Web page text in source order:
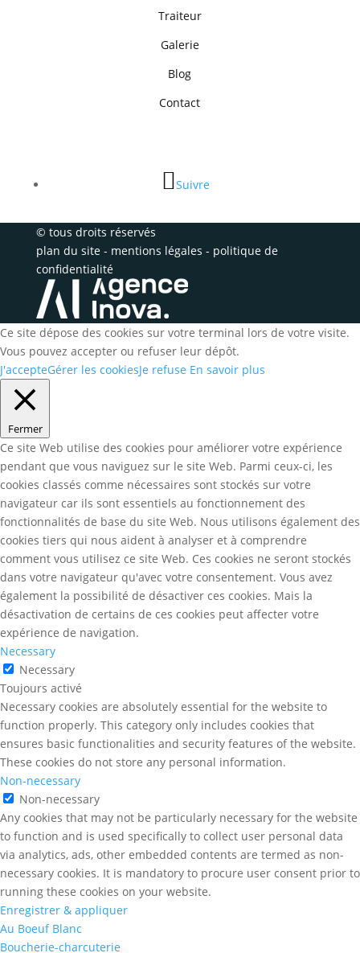
Traiteur
Galerie
Blog
Contact
Suivre
© tous droits réservés
plan du site- mentions légales - politique de
confidentialité
Ce site dépose des cookies sur votre terminal lors de votre visite.
Vous pouvez accepter ou refuser leur dépôt.
J'accepteGérer les cookiesJe refuse En savoir plus
Fermer
Ce site Web utilise des cookies pour améliorer votre expérience
pendant que vous naviguez sur le site Web. Parmi ceux-ci, les
cookies classés comme nécessaires sont stockés sur votre
navigateur car ils sont essentiels au fonctionnement des
fonctionnalités de base du site Web. Nous utilisons également des
cookies tiers qui nous aident à analyser et à comprendre
comment vous utilisez ce site Web. Ces cookies ne seront stockés
dans votre navigateur qu'avec votre consentement. Vous avez
également la possibilité de désactiver ces cookies. Mais la
désactivation de certains de ces cookies peut affecter votre
expérience de navigation.
Necessary
Necessary
Toujours activé
Necessary cookies are absolutely essential for the website to
function properly. This category only includes cookies that
ensures basic functionalities and security features of the website.
These cookies do not store any personal information.
Non-necessary
Non-necessary
Any cookies that may not be particularly necessary for the website
to function and is used specifically to collect user personal data
via analytics, ads, other embedded contents are termed as non-
necessary cookies. It is mandatory to procure user consent prior to
running these cookies on your website.
Enregistrer & appliquer
Au Boeuf Blanc
Boucherie-charcuterie